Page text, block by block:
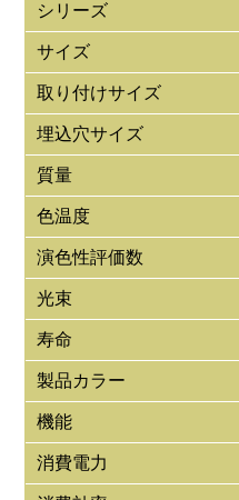
シリーズ
サイズ
取り付けサイズ
埋込穴サイズ
質量
色温度
演色性評価数
光束
寿命
製品カラー
機能
消費電力